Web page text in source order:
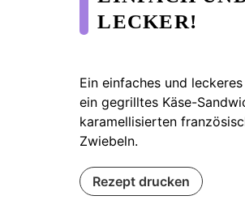
LECKER!
Ein einfaches und
ein gegrilltes Käse-
karamellisierten
Zwiebeln.
Rezept drucken